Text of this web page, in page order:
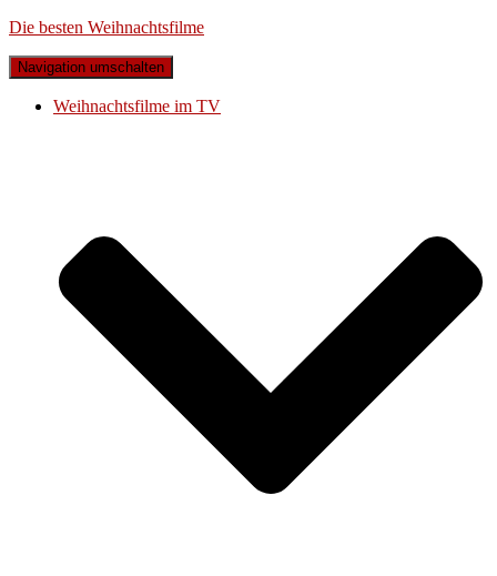
Die besten Weihnachtsfilme
Navigation umschalten
Weihnachtsfilme im TV